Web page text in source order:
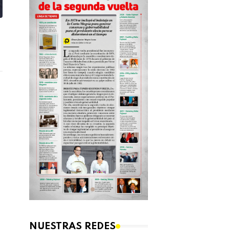
NUESTRAS REDES